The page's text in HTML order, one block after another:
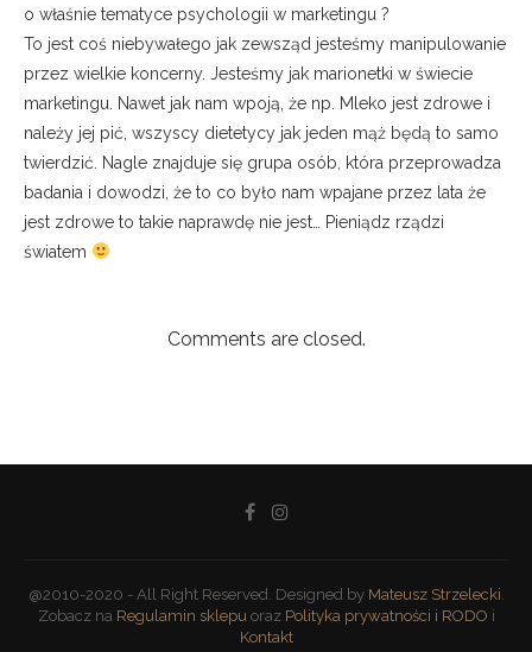
o właśnie tematyce psychologii w marketingu ?
To jest coś niebywałego jak zewsząd jesteśmy manipulowanie
przez wielkie koncerny. Jesteśmy jak marionetki w świecie
marketingu. Nawet jak nam wpoją, że np. Mleko jest zdrowe i
należy jej pić, wszyscy dietetycy jak jeden mąż będą to samo
twierdzić. Nagle znajduje się grupa osób, która przeprowadza
badania i dowodzi, że to co było nam wpajane przez lata że
jest zdrowe to takie naprawdę nie jest… Pieniądz rządzi
światem
Comments are closed.
@2010-2020 - All Right Reserved. Designed by Mateusz Strzelecki
Zobacz na Regulamin sklepu oraz Polityka prywatności i RODO i
Kontakt